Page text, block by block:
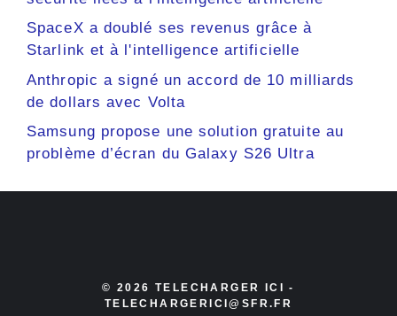
SpaceX a doublé ses revenus grâce à
Starlink et à l'intelligence artificielle
Anthropic a signé un accord de 10 milliards
de dollars avec Volta
Samsung propose une solution gratuite au
problème d’écran du Galaxy S26 Ultra
© 2026 TELECHARGER ICI -
TELECHARGERICI@SFR.FR